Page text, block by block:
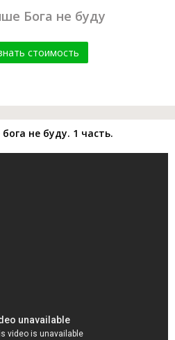
Бога не буду
стоимость
не буду. 1 часть.